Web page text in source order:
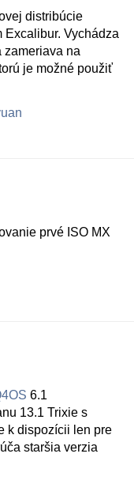
distribúcie
Excalibur. Vychádza
zameriava na
je možné použiť
prvé ISO MX
6.1
13.1 Trixie s
k dispozícii len pre
staršia verzia